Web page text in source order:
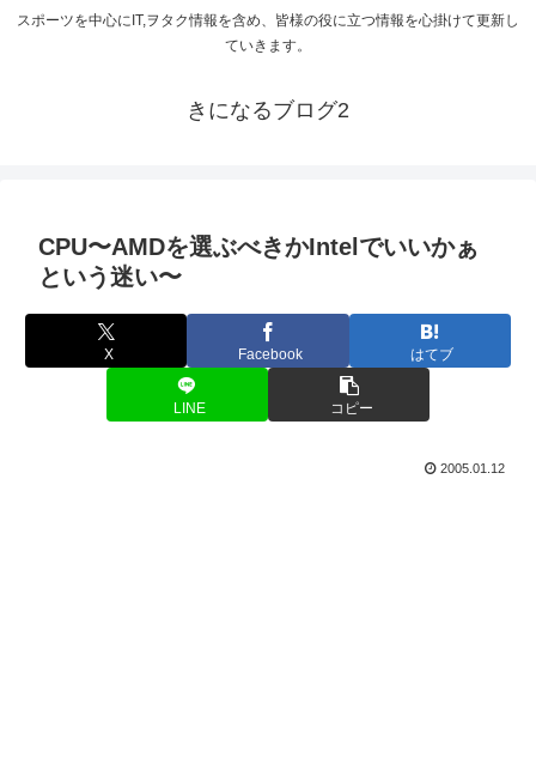
スポーツを中心にIT,ヲタク情報を含め、皆様の役に立つ情報を心掛けて更新し
ていきます。
きになるブログ2
CPU〜AMDを選ぶべきかIntelでいいかぁ
という迷い〜
X Facebook はてブ
LINE コピー
2005.01.12